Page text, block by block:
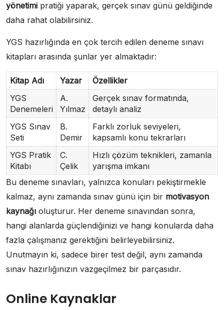
yönetimi pratiği yaparak, gerçek sınav günü geldiğinde
daha rahat olabilirsiniz.
YGS hazırlığında en çok tercih edilen deneme sınavı
kitapları arasında şunlar yer almaktadır:
Kitap Adı Yazar
Özellikler
YGS
Denemeleri
A.
Yılmaz
Gerçek sınav formatında,
detaylı analiz
YGS Sınav
Seti
B.
Demir
Farklı zorluk seviyeleri,
kapsamlı konu tekrarları
YGS Pratik
Kitabı
C.
Çelik
Hızlı çözüm teknikleri, zamanla
yarışma imkanı
Bu deneme sınavları, yalnızca konuları pekiştirmekle
kalmaz, aynı zamanda sınav günü için bir motivasyon
kaynağı oluşturur. Her deneme sınavından sonra,
hangi alanlarda güçlendiğinizi ve hangi konularda daha
fazla çalışmanız gerektiğini belirleyebilirsiniz.
Unutmayın ki, sadece birer test değil, aynı zamanda
sınav hazırlığınızın vazgeçilmez bir parçasıdır.
Online Kaynaklar